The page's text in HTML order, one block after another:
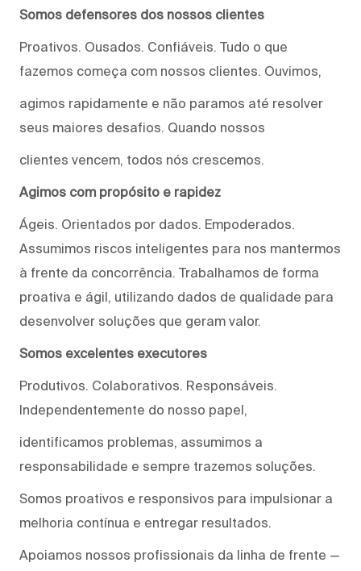
Somos defensores dos nossos clientes
Proativos. Ousados. Confiáveis. Tudo o que
fazemos começa com nossos clientes. Ouvimos,
agimos rapidamente e não paramos até resolver
seus maiores desafios. Quando nossos
clientes vencem, todos nós crescemos.
Agimos com propósito e rapidez
Ágeis. Orientados por dados. Empoderados.
Assumimos riscos inteligentes para nos mantermos
à frente da concorrência. Trabalhamos de forma
proativa e ágil, utilizando dados de qualidade para
desenvolver soluções que geram valor.
Somos excelentes executores
Produtivos. Colaborativos. Responsáveis.
Independentemente do nosso papel,
identificamos problemas, assumimos a
responsabilidade e sempre trazemos soluções.
Somos proativos e responsivos para impulsionar a
melhoria contínua e entregar resultados.
Apoiamos nossos profissionais da linha de frente —